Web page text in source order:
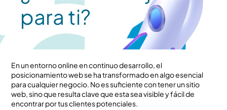
para ti?
En un entorno online en continuo desarrollo, el
posicionamiento web se ha transformado en algo esencial
para cualquier negocio. No es suficiente con tener un sitio
web, sino que resulta clave que esta sea visible y fácil de
encontrar por tus clientes potenciales.